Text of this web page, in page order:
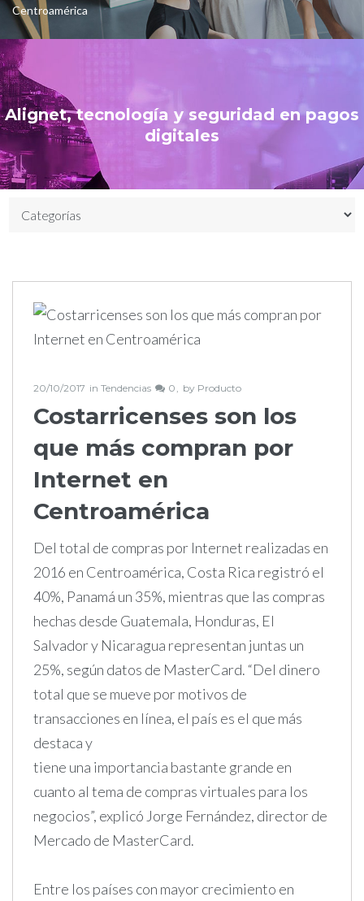
Centroamérica
Alignet, tecnología y seguridad en pagos
digitales
20/10/2017 in Tendencias 0 by Producto
Costarricenses son los
que más compran por
Internet en
Centroamérica
Del total de compras por Internet realizadas en
2016 en Centroamérica, Costa Rica registró el
40%, Panamá un 35%, mientras que las compras
hechas desde Guatemala, Honduras, El
Salvador y Nicaragua representan juntas un
25%, según datos de MasterCard. “Del dinero
total que se mueve por motivos de
transacciones en línea, el país es el que más
destaca y
tiene una importancia bastante grande en
cuanto al tema de compras virtuales para los
negocios”, explicó Jorge Fernández, director de
Mercado de MasterCard.
Entre los países con mayor crecimiento en